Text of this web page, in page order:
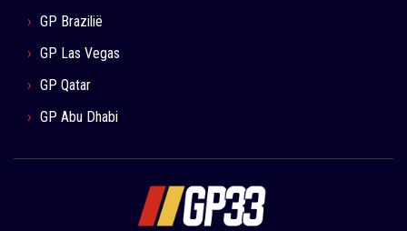
GP Brazilië
GP Las Vegas
GP Qatar
GP Abu Dhabi